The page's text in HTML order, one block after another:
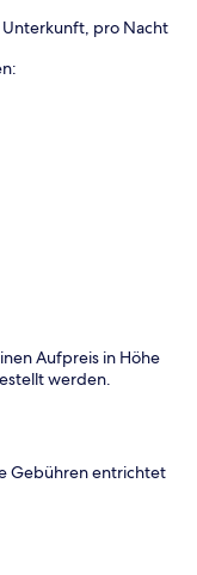
Unterkunft, pro Nacht
Aufpreis in Höhe
werden.
Gebühren entrichtet